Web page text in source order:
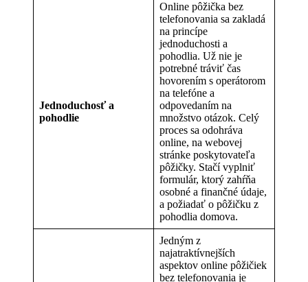
Jednoduchosť a
pohodlie
Online pôžička bez
telefonovania sa zakladá
na princípe
jednoduchosti a
pohodlia. Už nie je
potrebné tráviť čas
hovorením s operátorom
na telefóne a
odpovedaním na
množstvo otázok. Celý
proces sa odohráva
online, na webovej
stránke poskytovateľa
pôžičky. Stačí vyplniť
formulár, ktorý zahŕňa
osobné a finančné údaje,
a požiadať o pôžičku z
pohodlia domova.
Jedným z
najatraktívnejších
aspektov online pôžičiek
bez telefonovania je